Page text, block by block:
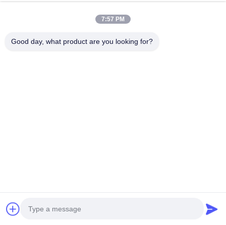
7:57 PM
Good day, what product are you looking for?